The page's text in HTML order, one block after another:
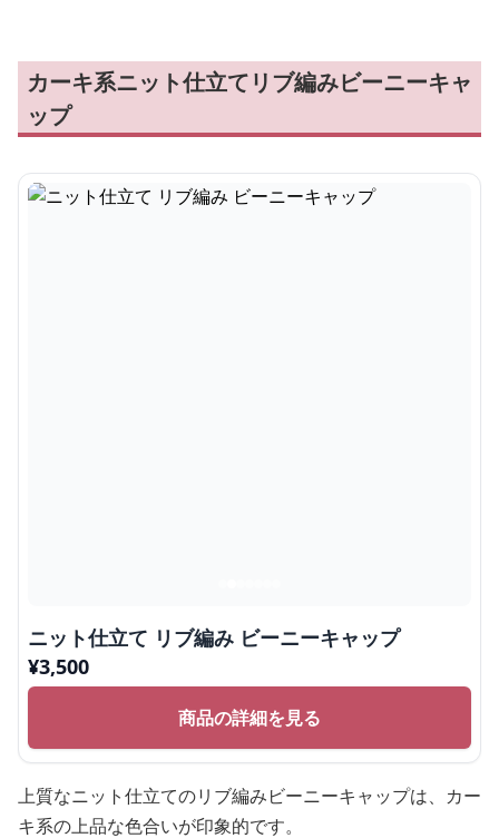
カーキ系ニット仕立てリブ編みビーニーキャ
ップ
ニット仕立て リブ編み ビーニーキャップ
¥3,500
商品の詳細を見る
上質なニット仕立てのリブ編みビーニーキャップは、カー
キ系の上品な色合いが印象的です。